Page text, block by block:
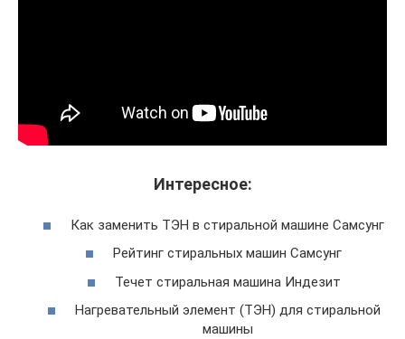
Интересное:
Как заменить ТЭН в стиральной машине Самсунг
Рейтинг стиральных машин Самсунг
Течет стиральная машина Индезит
Нагревательный элемент (ТЭН) для стиральной
машины